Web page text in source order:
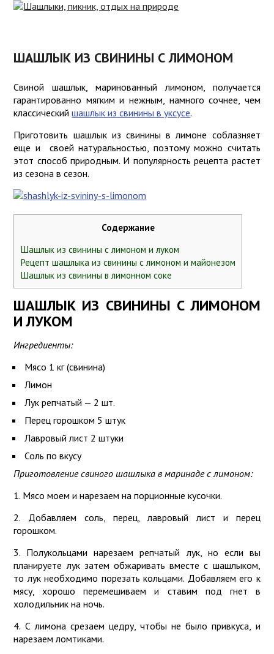
ЧТО
ДЛЯ
ДЕТЕЙ
СРЕДСТВА
ЗАЩИТЫ
ШАШЛЫКЕ
СОУСЫ
БЛЮДА
ШАШЛЫК
ШАШЛЫК ИЗ СВИНИНЫ С ЛИМОНОМ
Свиной шашлык, маринованный лимоном, получается
гарантированно мягким и нежным, намного сочнее, чем
классическийшашлык из свинины в уксусе.
Приготовить шашлык из свинины в лимоне соблазняет
еще и своей натуральностью, поэтому можно считать
этот способ природным. И популярность рецепта растет
из сезона в сезон.
Содержание
Шашлык из свинины с лимоном и луком
Рецепт шашлыка из свинины с лимоном и майонезом
Шашлык из свинины в лимонном соке
ШАШЛЫК ИЗ СВИНИНЫ С ЛИМОНОМ
И ЛУКОМ
Ингредиенты:
Мясо 1 кг (свинина)
Лимон
Лук репчатый — 2 шт.
Перец горошком 5 штук
Лавровый лист 2 штуки
Соль по вкусу
Приготовление свиного шашлыка в маринаде с лимоном:
1. Мясо моем и нарезаем на порционные кусочки.
2. Добавляем соль, перец, лавровый лист и перец
горошком.
3. Полукольцами нарезаем репчатый лук, но если вы
планируете лук затем обжаривать вместе с шашлыком,
то лук необходимо порезать кольцами. Добавляем его к
мясу, хорошо перемешиваем и ставим под гнет в
холодильник на ночь.
4. С лимона срезаем цедру, чтобы не было привкуса, и
нарезаем ломтиками.